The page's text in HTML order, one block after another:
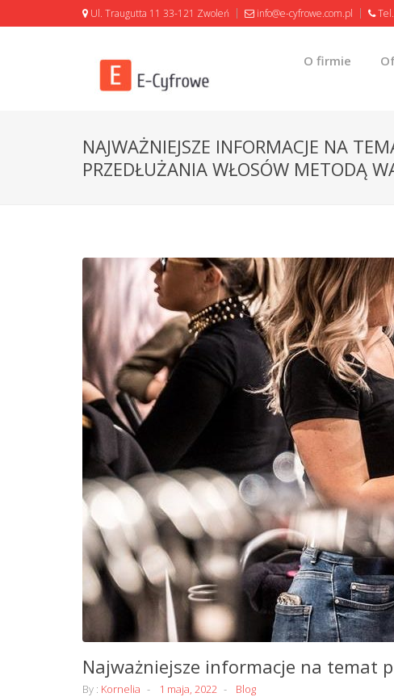
Ul. Traugutta 11 33-121 Zwoleń info@e-cyfrowe.com.pl
O firmie
NAJWAŻNIEJSZE INFORMACJE NA
PRZEDŁUŻANIA WŁOSÓW METODĄ
Najważniejsze informacje na temat
By : Kornelia 1 maja, 2022 Blog